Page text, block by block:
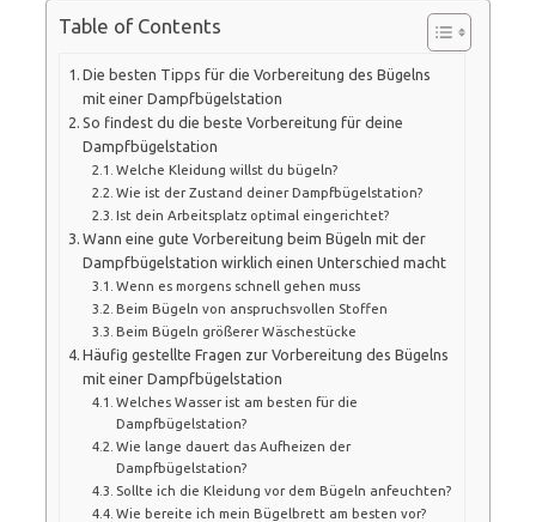
Table of Contents
Die besten Tipps für die Vorbereitung des Bügelns
mit einer Dampfbügelstation
So findest du die beste Vorbereitung für deine
Dampfbügelstation
Welche Kleidung willst du bügeln?
Wie ist der Zustand deiner Dampfbügelstation?
Ist dein Arbeitsplatz optimal eingerichtet?
Wann eine gute Vorbereitung beim Bügeln mit der
Dampfbügelstation wirklich einen Unterschied macht
Wenn es morgens schnell gehen muss
Beim Bügeln von anspruchsvollen Stoffen
Beim Bügeln größerer Wäschestücke
Häufig gestellte Fragen zur Vorbereitung des Bügelns
mit einer Dampfbügelstation
Welches Wasser ist am besten für die
Dampfbügelstation?
Wie lange dauert das Aufheizen der
Dampfbügelstation?
Sollte ich die Kleidung vor dem Bügeln anfeuchten?
Wie bereite ich mein Bügelbrett am besten vor?